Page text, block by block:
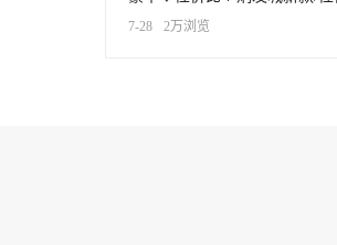
寓/精装大平层/首付5%-15%🩷
7-28 2万浏览